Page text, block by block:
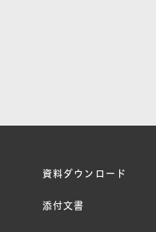
資料ダウンロード
添付文書